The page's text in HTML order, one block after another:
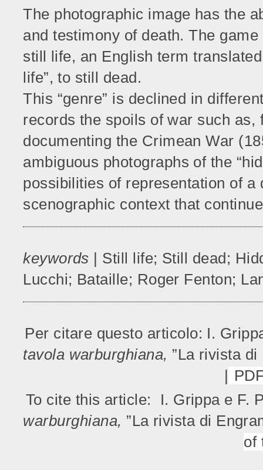
The photographic image has the
and testimony of death. The
still life, an English term
life”, to still dead.
This “genre” is declined in
records the spoils of war such
documenting the Crimean War
ambiguous photographs of the
possibilities of representation of
scenographic context that
keywords | Still life; Still dead;
Lucchi; Bataille; Roger Fenton;
Per citare questo articolo: I.
tavola warburghiana, ”La rivista
|
To cite this article: I. Grippa e F.
warburghiana, ”La rivista di
of